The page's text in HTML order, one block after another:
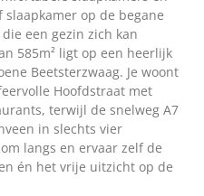
op de begane
een gezin zich kan
585m² ligt op een heerlijk
Beetsterzwaag. Je woont
Hoofdstraat met
terwijl de snelweg A7
in slechts vier
langs en ervaar zelf de
én het vrije uitzicht op de